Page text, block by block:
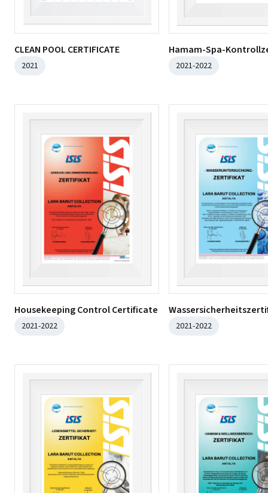
CLEAN POOL CERTIFICATE
2021
Hamam-Spa-
2021-2022
Housekeeping Control Certificate
2021-2022 2021-2022